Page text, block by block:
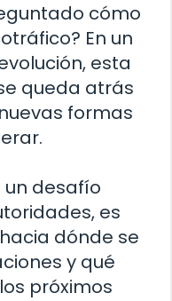
cómo
En un
esta
queda atrás
formas
desafío
es
dónde se
y qué
próximos